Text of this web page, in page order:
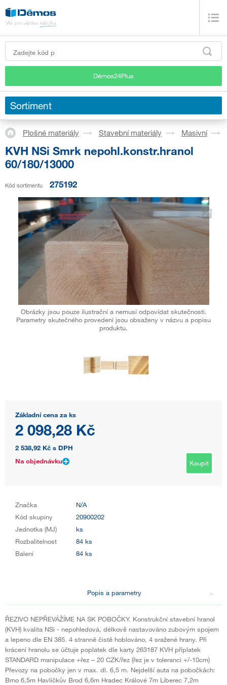
Démos24Plus
Sortiment
Plošné materiály Stavební materiály Masivní
KVH NSi Smrk nepohl.konstr.hranol
60/180/13000
Kód sortimentu 275192
Obrázky jsou pouze ilustrační a nemusí odpovídat skutečnosti.
Parametry skutečného provedení jsou obsaženy v názvu a popisu
produktu.
Základní cena za ks
2 098,28 Kč
2 538,92 Kč s DPH
Na objednávku
Koupit
Značka
N/A
Kód skupiny
20900202
Jednotka (MJ)
ks
Rozbalitelnost
84 ks
Balení
84 ks
Popis a parametry
ŘEZIVO NEPŘEVÁŽÍME NA SK POBOČKY. Konstrukční stavební hranol
(KVH) kvalita NSi - nepohledová, délkově nastavováno zubovým spojem
a lepeno dle EN 385. 4 stranně čistě hoblováno, 4 sražené hrany. Při
krácení hranolu se účtuje poplatek dle karty 263187 KVH příplatek
STANDARD manipulace +řez – 20 CZK/řez (řez je v toleranci +/-10cm)
Převozy na pobočky jen v max. dl. 6,5 m. Nejdelší auta na pobočkách:
Brno 6,5m Havlíčkův Brod 6,6m Hradec Králové 7m Liberec 7,2m